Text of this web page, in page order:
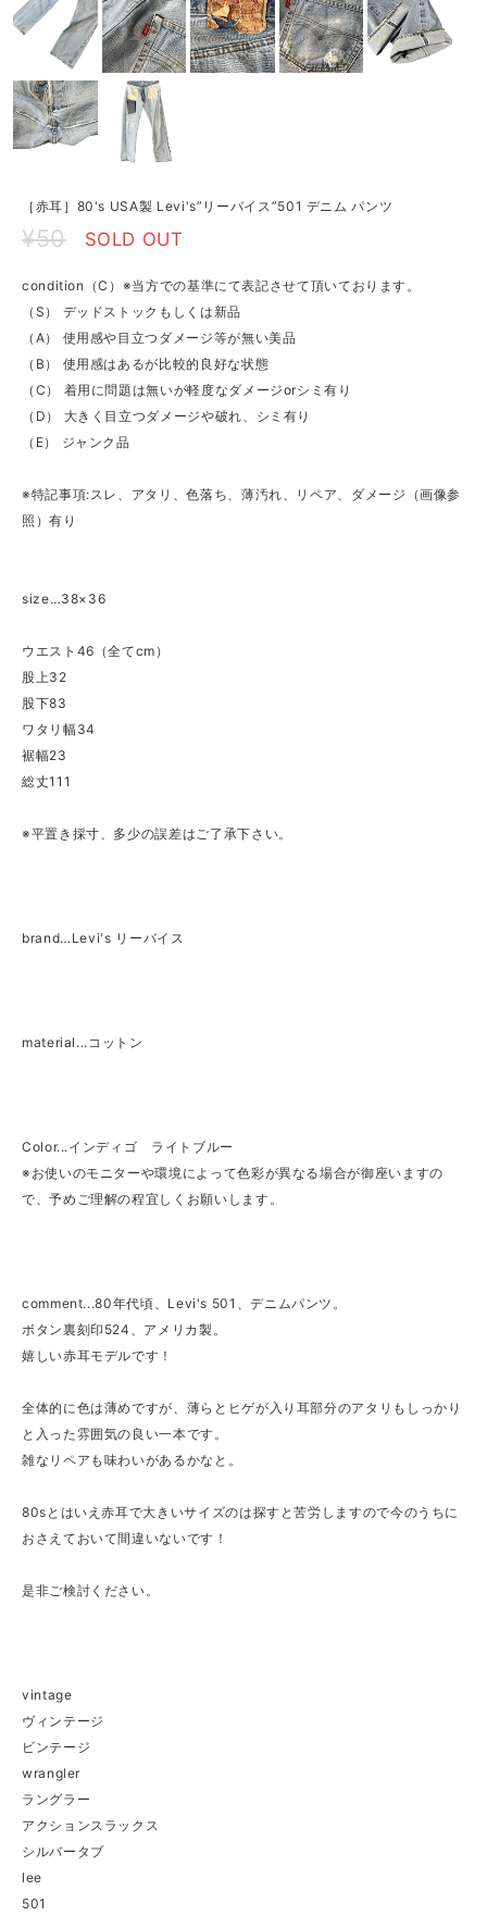
［赤耳］80's USA製 Levi's”リーバイス”501 デニム パンツ
¥50 SOLD OUT
condition（C）※当方での基準にて表記させて頂いております。
（S） デッドストックもしくは新品
（A） 使用感や目立つダメージ等が無い美品
（B） 使用感はあるが比較的良好な状態
（C） 着用に問題は無いが軽度なダメージorシミ有り
（D） 大きく目立つダメージや破れ、シミ有り
（E） ジャンク品
※特記事項:スレ、アタリ、色落ち、薄汚れ、リペア、ダメージ（画像参
照）有り
size…38×36
ウエスト46（全てcm）
股上32
股下83
ワタリ幅34
裾幅23
総丈111
※平置き採寸、多少の誤差はご了承下さい。
brand…Levi's リーバイス
material...コットン
Color...インディゴ ライトブルー
※お使いのモニターや環境によって色彩が異なる場合が御座いますの
で、予めご理解の程宜しくお願いします。
comment...80年代頃、Levi's 501、デニムパンツ。
ボタン裏刻印524、アメリカ製。
嬉しい赤耳モデルです！
全体的に色は薄めですが、薄らとヒゲが入り耳部分のアタリもしっかり
と入った雰囲気の良い一本です。
雑なリペアも味わいがあるかなと。
80sとはいえ赤耳で大きいサイズのは探すと苦労しますので今のうちに
おさえておいて間違いないです！
是非ご検討ください。
vintage
ヴィンテージ
ビンテージ
wrangler
ラングラー
アクションスラックス
シルバータブ
lee
501